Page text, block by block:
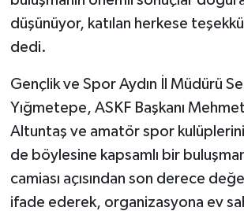
düşünüyor, katılan herkese
dedi.
Gençlik ve Spor Aydın İl Müdürü
Yığmetepe, ASKF Başkanı
Altuntaş ve amatör spor
de böylesine kapsamlı bir
camiası açısından son derece
ifade ederek, organizasyona ev